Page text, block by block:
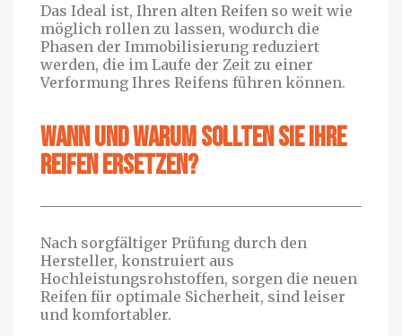
Das Ideal ist, Ihren alten Reifen so weit wie
möglich rollen zu lassen, wodurch die
Phasen der Immobilisierung reduziert
werden, die im Laufe der Zeit zu einer
Verformung Ihres Reifens führen können.
Wann und warum sollten Sie Ihre
Reifen ersetzen?
Nach sorgfältiger Prüfung durch den
Hersteller, konstruiert aus
Hochleistungsrohstoffen, sorgen die neuen
Reifen für optimale Sicherheit, sind leiser
und komfortabler.